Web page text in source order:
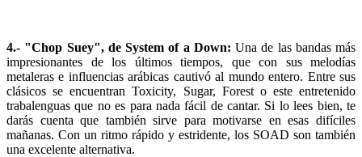
4.- "Chop Suey", de System of a Down: Una de las bandas más
impresionantes de los últimos tiempos, que con sus melodías
metaleras e influencias arábicas cautivó al mundo entero. Entre sus
clásicos se encuentran Toxicity, Sugar, Forest o este entretenido
trabalenguas que no es para nada fácil de cantar. Si lo lees bien, te
darás cuenta que también sirve para motivarse en esas difíciles
mañanas. Con un ritmo rápido y estridente, los SOAD son también
una excelente alternativa.